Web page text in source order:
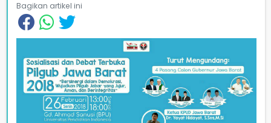
Bagikan artikel ini